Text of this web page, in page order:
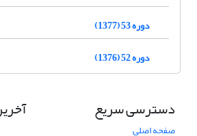
دوره 53 (1377)
دوره 52 (1376)
دسترسی سریع
صفحه اصلی